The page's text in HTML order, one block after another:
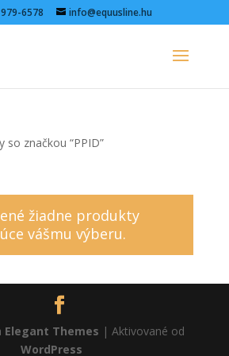
6578 info@equusline.hu
značkou “PPID”
žiadne produkty
vášmu výberu.
Elegant Themes | Aktivované od
WordPress